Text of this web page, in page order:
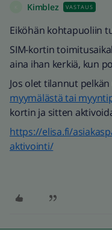
Kimblez VASTAUS
Eiköhän kohtapuoliin
SIM-kortin
aina ihan kerkiä, kun
Jos olet tilannut
myymälästä tai
kortin ja sitten
https://elisa.fi/
aktivointi/